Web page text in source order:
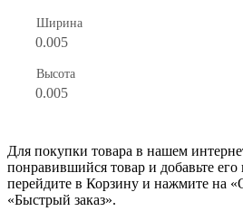
Ширина
0.005
Высота
0.005
Для покупки товара в нашем
понравившийся товар и добавьте его
перейдите в Корзину и нажмите на
«Быстрый заказ».